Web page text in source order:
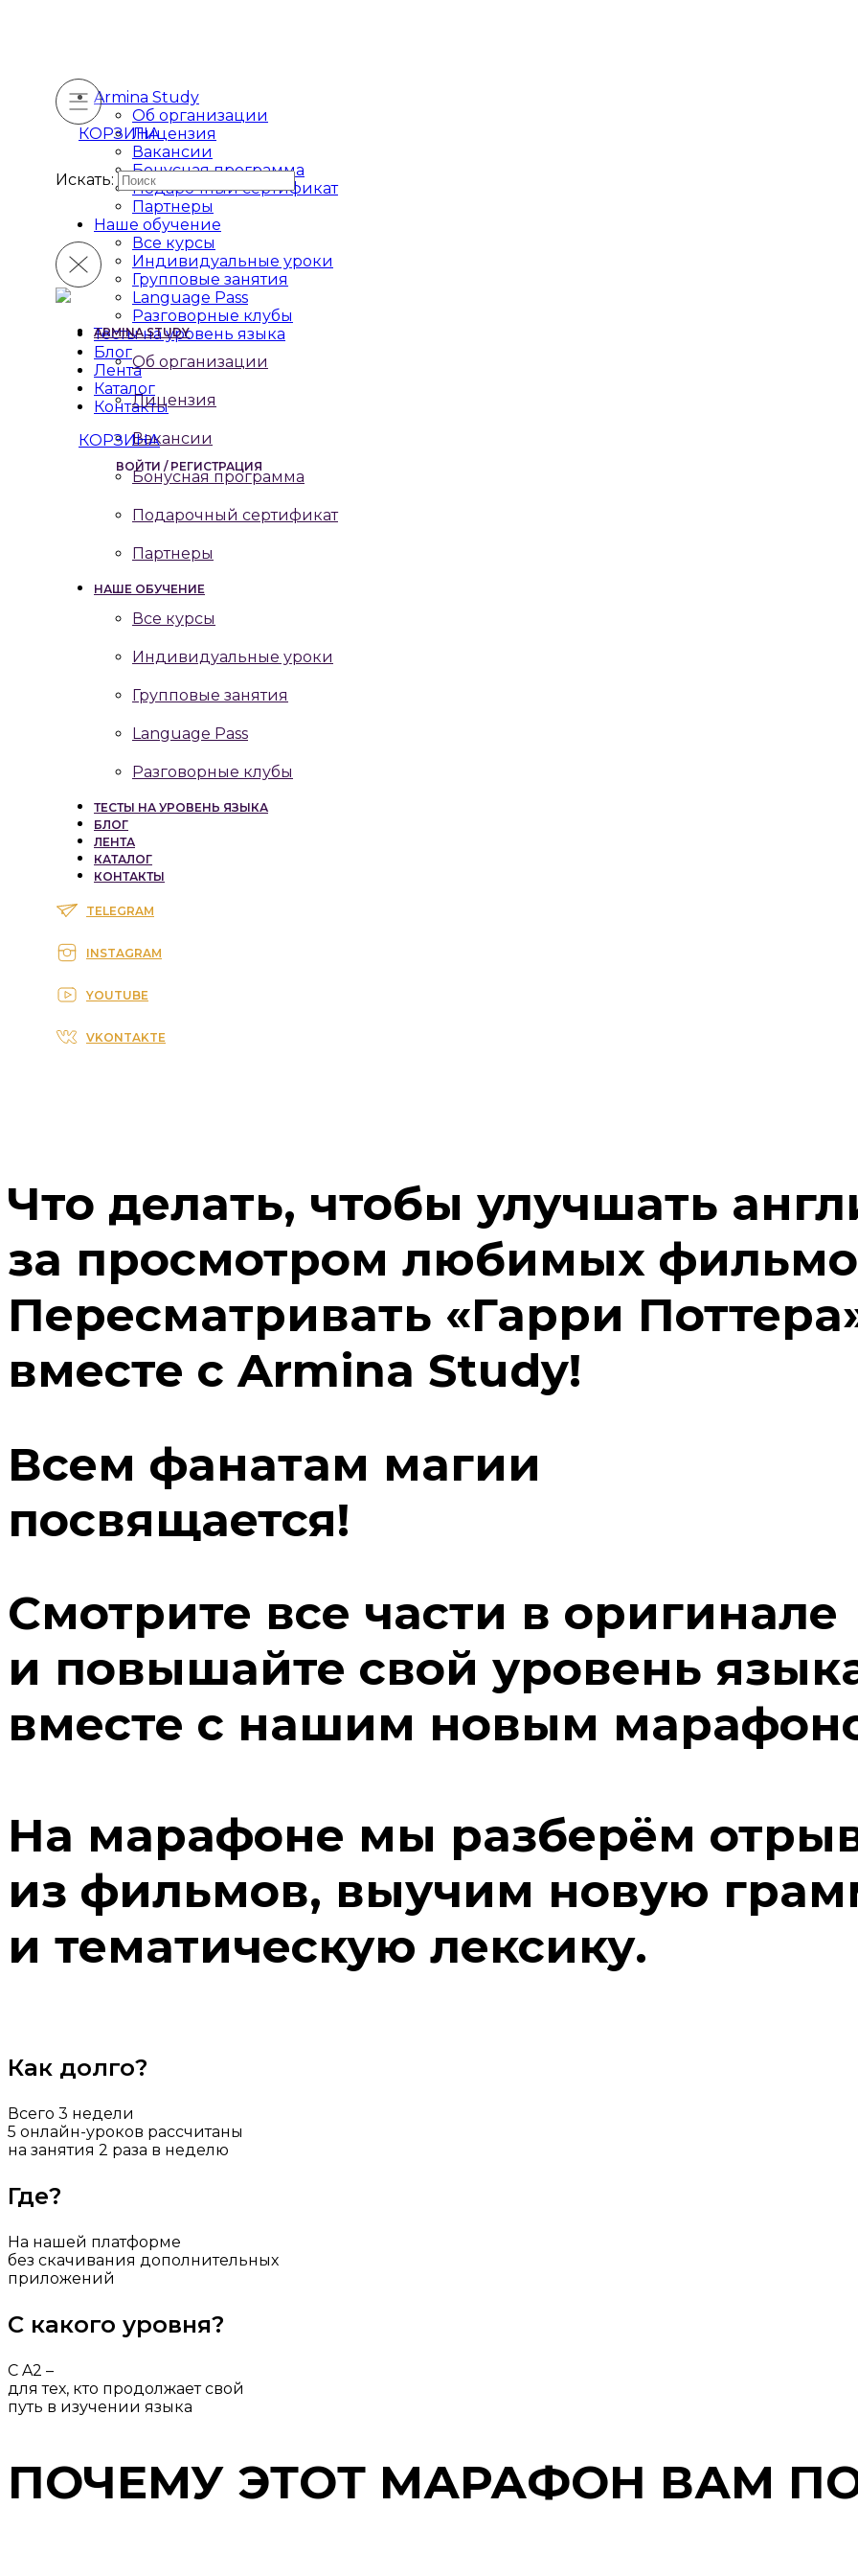
Armina Study
Об организации
Лицензия
Вакансии
Бонусная программа
Подарочный сертификат
Партнеры
Наше обучение
Все курсы
Индивидуальные уроки
Групповые занятия
Language Pass
Разговорные клубы
Тесты на уровень языка
Блог
Лента
Каталог
Контакты
КОРЗИНА
ВОЙТИ / РЕГИСТРАЦИЯ
КОРЗИНА
Искать:
ARMINA STUDY
Об организации
Лицензия
Вакансии
Бонусная программа
Подарочный сертификат
Партнеры
НАШЕ ОБУЧЕНИЕ
Все курсы
Индивидуальные уроки
Групповые занятия
Language Pass
Разговорные клубы
ТЕСТЫ НА УРОВЕНЬ ЯЗЫКА
БЛОГ
ЛЕНТА
КАТАЛОГ
КОНТАКТЫ
TELEGRAM
INSTAGRAM
YOUTUBE
VKONTAKTE
Что делать, чтобы улучшать
за просмотром любимых
Пересматривать «Гарри
вместе с Armina Study!
Всем фанатам магии
посвящается!
Смотрите все части в оригинале
и повышайте свой уровень
вместе с нашим новым
На марафоне мы разберём
из фильмов, выучим новую
и тематическую лексику.
Как долго?
Всего 3 недели
5 онлайн-уроков рассчитаны
на занятия 2 раза в неделю
Где?
На нашей платформе
без скачивания дополнительных
приложений
С какого уровня?
С A2 –
для тех, кто продолжает свой
путь в изучении языка
ПОЧЕМУ ЭТОТ МАРАФОН ВАМ